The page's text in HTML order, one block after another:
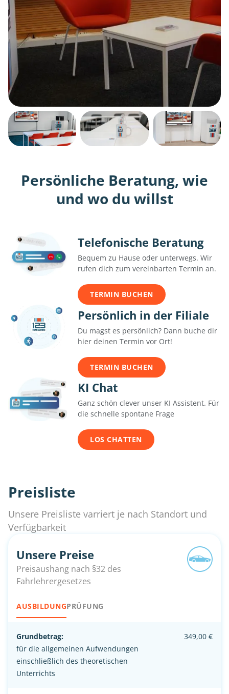
Persönliche Beratung, wie
und wo du willst
Telefonische Beratung
Bequem zu Hause oder unterwegs. Wir
rufen dich zum vereinbarten Termin an.
TERMIN BUCHEN
Persönlich in der Filiale
Du magst es persönlich? Dann buche dir
hier deinen Termin vor Ort!
TERMIN BUCHEN
KI Chat
Ganz schön clever unser KI Assistent. Für
die schnelle spontane Frage
LOS CHATTEN
Preisliste
Unsere Preisliste varriert je nach Standort und
Verfügbarkeit
Unsere Preise
Preisaushang nach §32 des
Fahrlehrergesetzes
AUSBILDUNGPRÜFUNG
Grundbetrag:
für die allgemeinen Aufwendungen
einschließlich des theoretischen
Unterrichts
349,00 €